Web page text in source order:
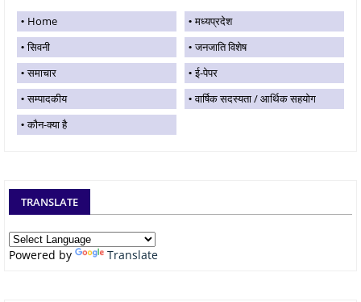
Home
मध्यप्रदेश
सिवनी
जनजाति विशेष
समाचार
ई-पेपर
सम्पादकीय
वार्षिक सदस्यता / आर्थिक सहयोग
कौन-क्या है
TRANSLATE
Powered by Translate